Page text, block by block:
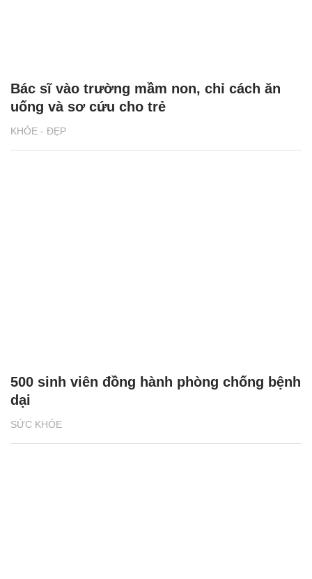
KHỎE - ĐẸP
Bác sĩ vào trường mầm non, chỉ cách ăn
uống và sơ cứu cho trẻ
SỨC KHỎE
500 sinh viên đồng hành phòng chống bệnh
dại